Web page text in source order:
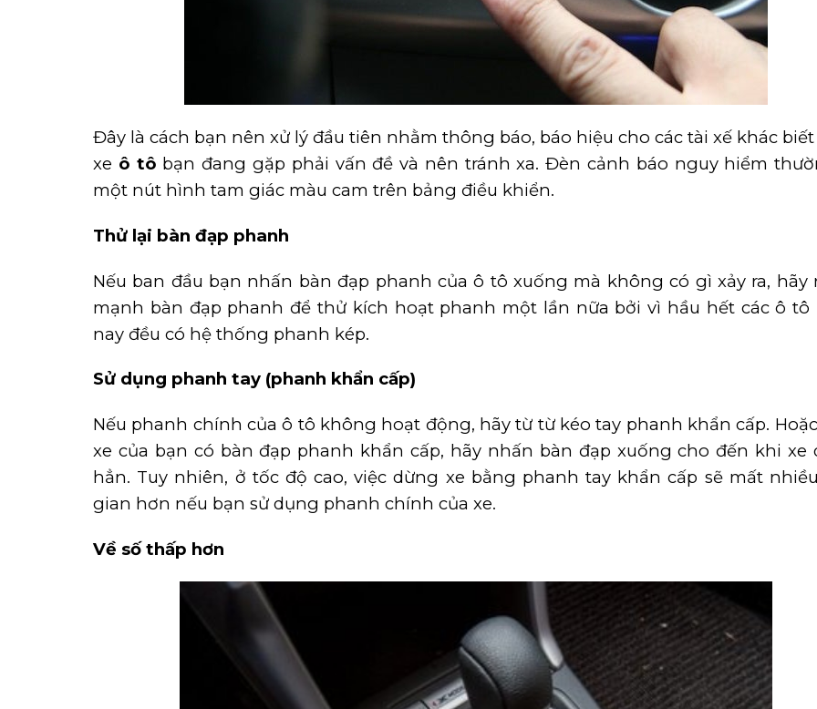
Đây là cách bạn nên xử lý đầu tiên nhằm thông báo, báo hiệu cho các tài xế khác
xe ô tô bạn đang gặp phải vấn đề và nên tránh xa. Đèn cảnh báo nguy hiểm
một nút hình tam giác màu cam trên bảng điều khiển.
Thử lại bàn đạp phanh
Nếu ban đầu bạn nhấn bàn đạp phanh của ô tô xuống mà không có gì xảy ra, hãy
mạnh bàn đạp phanh để thử kích hoạt phanh một lần nữa bởi vì hầu hết các ô tô
nay đều có hệ thống phanh kép.
Sử dụng phanh tay (phanh khẩn cấp)
Nếu phanh chính của ô tô không hoạt động, hãy từ từ kéo tay phanh khẩn cấp.
xe của bạn có bàn đạp phanh khẩn cấp, hãy nhấn bàn đạp xuống cho đến khi xe
hẳn. Tuy nhiên, ở tốc độ cao, việc dừng xe bằng phanh tay khẩn cấp sẽ mất
gian hơn nếu bạn sử dụng phanh chính của xe.
Về số thấp hơn